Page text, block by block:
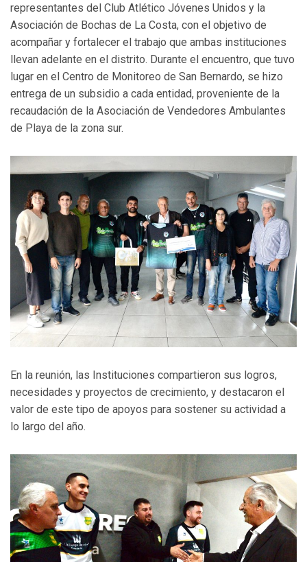
representantes del Club Atlético Jóvenes Unidos y la
Asociación de Bochas de La Costa, con el objetivo de
acompañar y fortalecer el trabajo que ambas instituciones
llevan adelante en el distrito. Durante el encuentro, que tuvo
lugar en el Centro de Monitoreo de San Bernardo, se hizo
entrega de un subsidio a cada entidad, proveniente de la
recaudación de la Asociación de Vendedores Ambulantes
de Playa de la zona sur.
En la reunión, las Instituciones compartieron sus logros,
necesidades y proyectos de crecimiento, y destacaron el
valor de este tipo de apoyos para sostener su actividad a
lo largo del año.